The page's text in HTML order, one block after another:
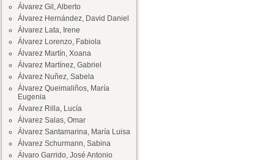
Álvarez Gil, Alberto
Álvarez Hernández, David Daniel
Álvarez Lata, Irene
Álvarez Lorenzo, Fabiola
Álvarez Martín, Xoana
Álvarez Martínez, Gabriel
Álvarez Nuñez, Sabela
Álvarez Queimaliños, María
Eugenia
Álvarez Rilla, Lucía
Álvarez Salas, Omar
Álvarez Santamarina, María Luisa
Álvarez Schurmann, Sabina
Álvaro Garrido, José Antonio